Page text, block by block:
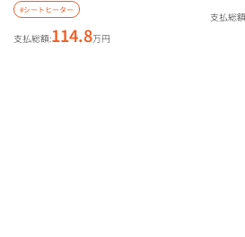
#シートヒーター
支払総額:114.8万円
支払総